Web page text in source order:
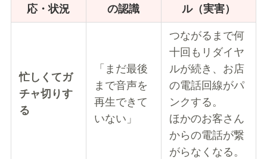
応・状況
の認識
ル（実害）
忙しくてガ
チャ切りす
る
「まだ最後
まで音声を
再生できて
いない」
つながるまで何
十回もリダイヤ
ルが続き、お店
の電話回線がパ
ンクする。
ほかのお客さん
からの電話が繋
がらなくなる。